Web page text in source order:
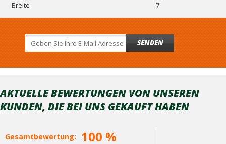
Breite
7
SENDEN
AKTUELLE BEWERTUNGEN VON UNSEREN
KUNDEN, DIE BEI ​​UNS GEKAUFT HABEN
Gesamtbewertung: 100 %